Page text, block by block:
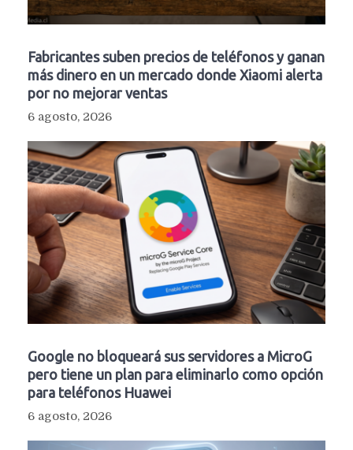
Fabricantes suben precios de teléfonos y ganan
más dinero en un mercado donde Xiaomi alerta
por no mejorar ventas
6 agosto, 2026
Google no bloqueará sus servidores a MicroG
pero tiene un plan para eliminarlo como opción
para teléfonos Huawei
6 agosto, 2026